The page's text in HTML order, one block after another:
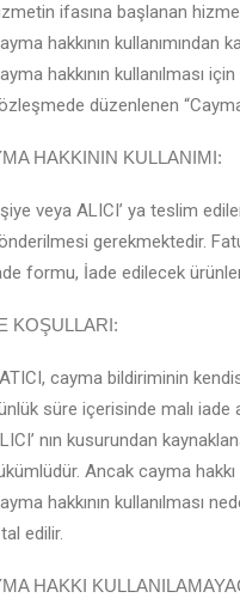
ifasına başlanan
hakkının kullanımından
hakkının kullanılması
düzenlenen
HAKKININ KULLANIMI:
veya ALICI’ ya teslim
gerekmektedir.
formu, İade edilecek
KOŞULLARI:
cayma bildiriminin
süre içerisinde malı iade
nın kusurundan
Ancak cayma
hakkının kullanılması
edilir.
HAKKI